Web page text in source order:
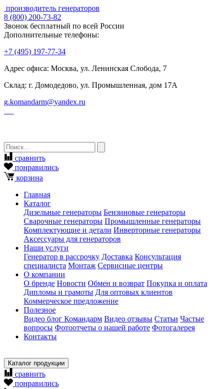
производитель генераторов
8 (800) 200-73-82
Звонок бесплатный по всей России
Дополнительные телефоны:
+7 (495) 197-77-34
Адрес офиса: Москва, ул. Ленинская Слобода, 7
Склад: г. Домодедово, ул. Промышленная, дом 17А
g.komandarm@yandex.ru
сравнить
понравились
корзина
Главная
Каталог
Дизельные генераторы Бензиновые генераторы
Сварочные генераторы Промышленные генераторы
Комплектующие и детали Инверторные генераторы
Аксессуары для генераторов
Наши услуги
Генератор в рассрочку Доставка Консультация
специалиста Монтаж Сервисные центры
О компании
О бренде Новости Обмен и возврат Покупка и оплата
Дипломы и грамоты Для оптовых клиентов
Коммерческое предложение
Полезное
Видео блог Командарм Видео отзывы Статьи Частые
вопросы Фотоотчеты о нашей работе Фотогалерея
Контакты
Каталог продукции
сравнить
понравились